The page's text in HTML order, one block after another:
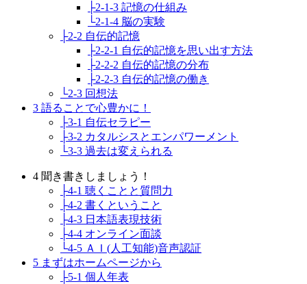
├2-1-3 記憶の仕組み
└2-1-4 脳の実験
├2-2 自伝的記憶
├2-2-1 自伝的記憶を思い出す方法
├2-2-2 自伝的記憶の分布
├2-2-3 自伝的記憶の働き
└2-3 回想法
3 語ることで心豊かに！
├3-1 自伝セラピー
├3-2 カタルシスとエンパワーメント
└3-3 過去は変えられる
4 聞き書きしましょう！
├4-1 聴くことと質問力
├4-2 書くということ
├4-3 日本語表現技術
├4-4 オンライン面談
└4-5 ＡＩ(人工知能)音声認証
5 まずはホームページから
├5-1 個人年表